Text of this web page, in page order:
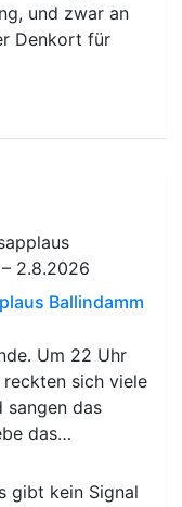
und zwar an
Denkort für
Ballindamm
Um 22 Uhr
reckten sich viele
sangen das
das…